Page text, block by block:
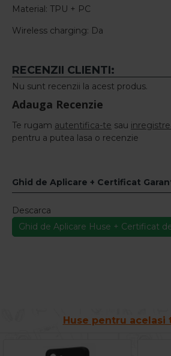
Material: TPU + PC
Wireless charging: Da
RECENZII CLIENTI:
Nu sunt recenzii la acest produs.
Adauga Recenzie
Te rugam autentifica-te sau
pentru a putea lasa o recenzie
Ghid de Aplicare + Certificat
Ghid de Aplicare Huse + Certificat
Huse pentru acelasi